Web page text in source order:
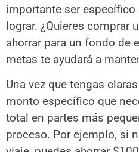
importante ser específico
lograr. ¿Quieres comprar
ahorrar para un fondo de
metas te ayudará a
Una vez que tengas
monto específico que
total en partes más
proceso. Por ejemplo, si